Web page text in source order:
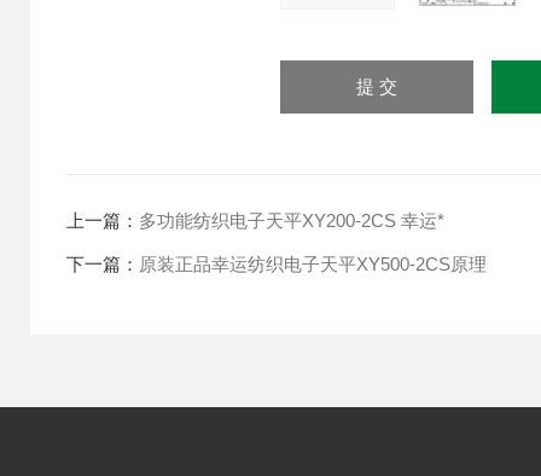
上一篇： 多功能纺织电子天平XY200-2CS 幸运*
下一篇： 原装正品幸运纺织电子天平XY500-2CS原理